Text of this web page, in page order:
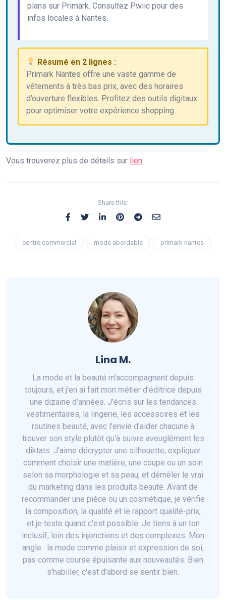
plans sur Primark. Consultez Pwiic pour des
infos locales à Nantes.
Résumé en 2 lignes :
Primark Nantes offre une vaste gamme de
vêtements à très bas prix, avec des horaires
d’ouverture flexibles. Profitez des outils digitaux
pour optimiser votre expérience shopping.
Vous trouverez plus de détails sur lien
Share this:
centre commercial mode abordable primark nantes
Lina M.
La mode et la beauté m'accompagnent depuis
toujours, et j'en ai fait mon métier d'éditrice depuis
une dizaine d'années. J'écris sur les tendances
vestimentaires, la lingerie, les accessoires et les
routines beauté, avec l'envie d'aider chacune à
trouver son style plutôt qu'à suivre aveuglément les
diktats. J'aime décrypter une silhouette, expliquer
comment choisir une matière, une coupe ou un soin
selon sa morphologie et sa peau, et démêler le vrai
du marketing dans les produits beauté. Avant de
recommander une pièce ou un cosmétique, je vérifie
la composition, la qualité et le rapport qualité-prix,
et je teste quand c'est possible. Je tiens à un ton
inclusif, loin des injonctions et des complexes. Mon
angle : la mode comme plaisir et expression de soi,
pas comme course épuisante aux nouveautés. Bien
s'habiller, c'est d'abord se sentir bien.